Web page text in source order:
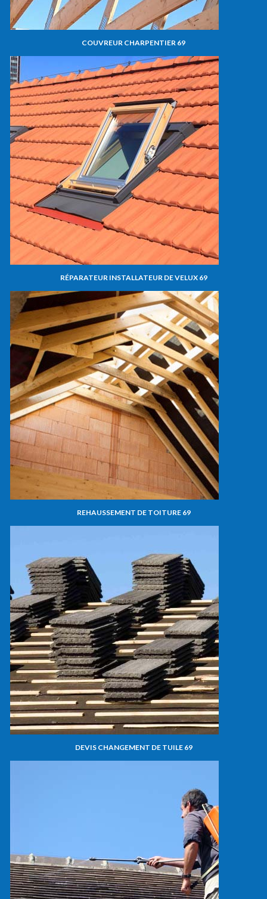
COUVREUR CHARPENTIER 69
RÉPARATEUR INSTALLATEUR DE VELUX 69
REHAUSSEMENT DE TOITURE 69
DEVIS CHANGEMENT DE TUILE 69